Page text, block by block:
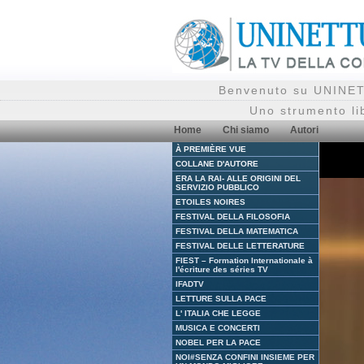
Benvenuto su
Uno strumento
Home Chi siamo Autori
À PREMIÈRE VUE
COLLANE D'AUTORE
ERA LA RAI- ALLE ORIGINI DEL
SERVIZIO PUBBLICO
ETOILES NOIRES
FESTIVAL DELLA FILOSOFIA
FESTIVAL DELLA MATEMATICA
FESTIVAL DELLE LETTERATURE
FIEST – Formation Internationale à
l'écriture des séries TV
IFADTV
LETTURE SULLA PACE
L' ITALIA CHE LEGGE
MUSICA E CONCERTI
NOBEL PER LA PACE
NOI#SENZA CONFINI INSIEME PER